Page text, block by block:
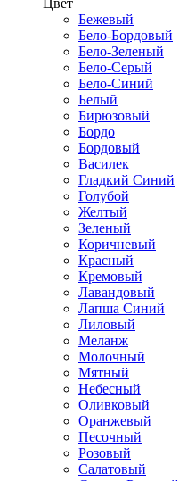
Цвет
Бежевый
Бело-Бордовый
Бело-Зеленый
Бело-Серый
Бело-Синий
Белый
Бирюзовый
Бордо
Бордовый
Василек
Гладкий Синий
Голубой
Желтый
Зеленый
Коричневый
Красный
Кремовый
Лавандовый
Лапша Синий
Лиловый
Меланж
Молочный
Мятный
Небесный
Оливковый
Оранжевый
Песочный
Розовый
Салатовый